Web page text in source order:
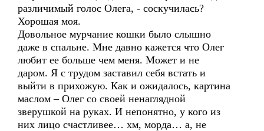
различимый голос Олега, - соскучилась?
Хорошая моя.
Довольное мурчание кошки было слышно
даже в спальне. Мне давно кажется что Олег
любит ее больше чем меня. Может и не
даром. Я с трудом заставил себя встать и
выйти в прихожую. Как и ожидалось, картина
маслом – Олег со своей ненаглядной
зверушкой на руках. И непонятно, у кого из
них лицо счастливее… хм, морда… а, не